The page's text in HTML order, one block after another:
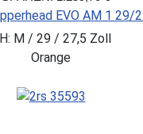
EVO AM 1 29/
M / 29 / 27,5 Zoll
Orange